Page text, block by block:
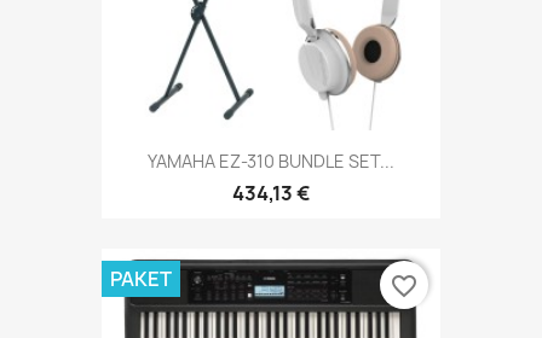
YAMAHA EZ-310 BUNDLE SET...
434,13 €
PAKET favorite_border